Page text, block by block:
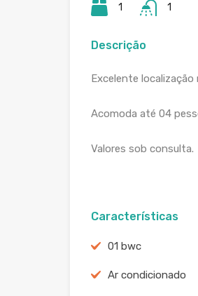
1 1
Descrição
Excelente localização
Acomoda até 04
Valores sob consulta.
Características
01 bwc
Ar condicionado